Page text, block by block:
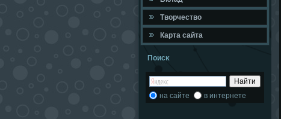
Твοрчествο
Карта сайта
Поисκ
на сайте в интернете